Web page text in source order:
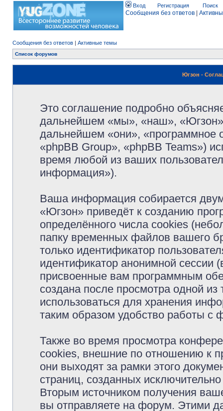
Вход Регистрация Поиск
Сообщения без ответов
Сообщения без ответов | Активные темы
Список форумов
Югзон -
Это соглашение подробно
дальнейшем «мы», «наш»,
дальнейшем «они», «программное
«phpBB Group», «phpBB Teams»)
время любой из ваших
информация»).
Ваша информация собирается
«Югзон» приведёт к созданию
определённого числа cookies
папку временных файлов вашего
только идентификатор
идентификатор анонимной сессии
присвоенные вам программным
создана после просмотра одной
использоваться для хранения
таким образом удобство работы с
Также во время просмотра
cookies, внешние по отношению к
они выходят за рамки этого
страниц, созданных
Вторым источником получения
вы отправляете на форум. Этими